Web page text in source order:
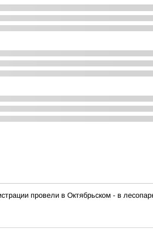
провели в Октябрьском - в